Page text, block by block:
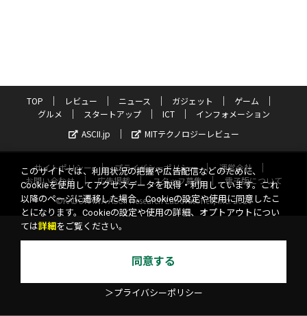
TOP レビュー ニュース ガジェット
ゲーム
グルメ
スタートアップ ICT
インフォメーション
ASCII.jp
MITテクノロジーレビュー
サイトポリシー プライバシーポリシー
運営会社
お問い合わせ
広告掲載 スタッフ募集
電子版について
©KADOKAWA ASCII Research Laboratories, Inc. 2026
このサイトでは、利用状況の把握や広告配信などのために、
Cookieを使用してアクセスデータを取得・利用しています。これ
以降のページに遷移した場合、Cookieの設定や使用に同意したこ
とになります。Cookieの設定や使用の詳細、オプトアウトについ
ては詳細 をご覧ください。
同意する
＞プライバシーポリシー